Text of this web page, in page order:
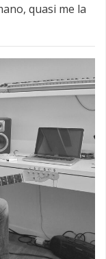
quasi me la